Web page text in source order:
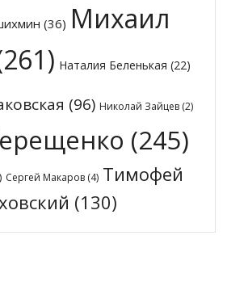
(36) Михаил
Наталия Беленькая (22)
(96) Николай Зайцев (2)
(245)
Сергей Макаров (4) Тимофей
(130)